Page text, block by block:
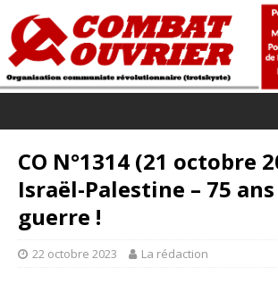
CO N°1314 (21 octobre
Israël-Palestine – 75
guerre !
22 octobre 2023 La rédaction